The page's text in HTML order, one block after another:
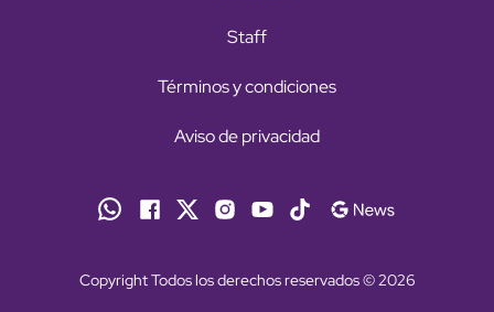
Staff
Términos y condiciones
Aviso de privacidad
Copyright Todos los derechos reservados © 2026